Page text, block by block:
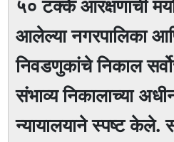
५० टक्के आरक्षणाची
आलेल्या नगरपालिका
निवडणुकांचे निकाल
संभाव्य निकालाच्या
न्यायालयाने स्पष्ट